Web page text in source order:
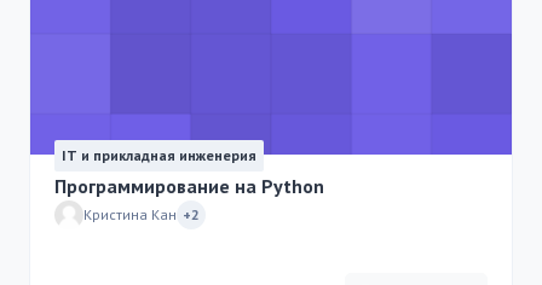
IT и прикладная инженерия
Программирование на Python
Кристина Кан +2